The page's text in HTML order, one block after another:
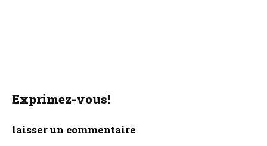
Exprimez-vous!
laisser un commentaire